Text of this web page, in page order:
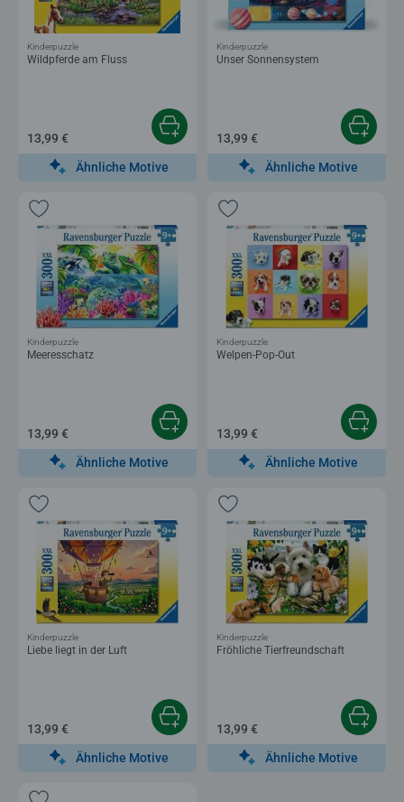
Wildpferde am Fluss
Kinderpuzzle
13,99 €
Ähnliche Motive
Unser Sonnensystem
Kinderpuzzle
13,99 €
Ähnliche Motive
Meeresschatz
Kinderpuzzle
13,99 €
Ähnliche Motive
Welpen-Pop-Out
Kinderpuzzle
13,99 €
Ähnliche Motive
Liebe liegt in der Luft
Kinderpuzzle
13,99 €
Ähnliche Motive
Fröhliche Tierfreundschaft
Kinderpuzzle
13,99 €
Ähnliche Motive